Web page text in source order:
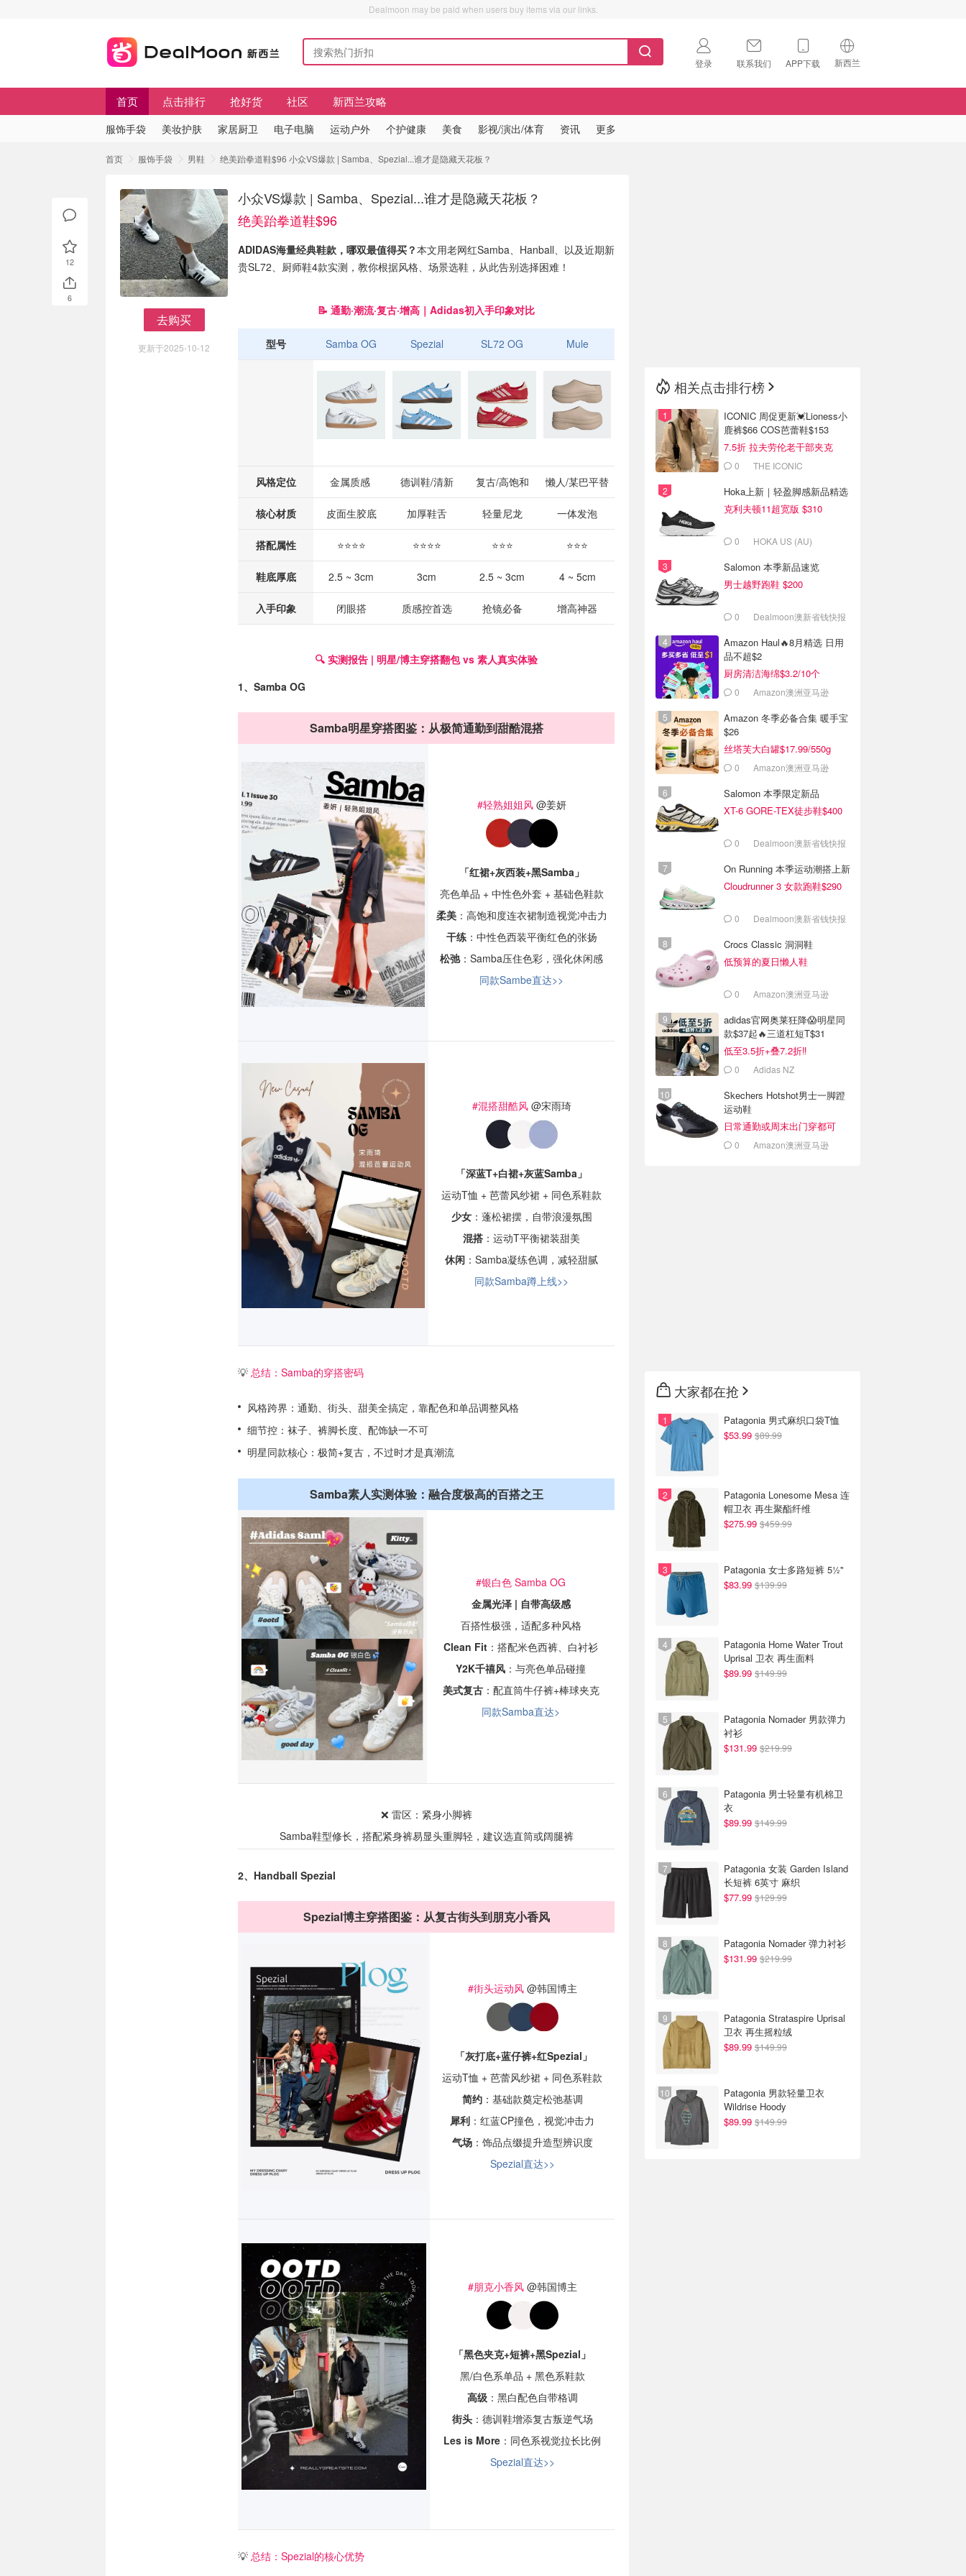
Dealmoon may be paid when users buy items via our links.
登录 联系我们 APP下载 新西兰
🇺🇸
首页 点击排行 抢好货 社区 新西兰攻略
服饰手袋 美妆护肤 家居厨卫 电子电脑 运动户外 个护健康 美食 影视/演出/体育 资讯 更多
首页 服饰手袋 男鞋 绝美跆拳道鞋$96 小众VS爆款 | Samba、Spezial...谁才是隐藏天花板？
去购买
更新于2025-10-12
小众VS爆款 | Samba、Spezial...谁才是隐藏天花板？
绝美跆拳道鞋$96
ADIDAS海量经典鞋款，哪双最值得买？本文用老网红Samba、Hanball、以及近期新
贵SL72、厨师鞋4款实测，教你根据风格、场景选鞋，从此告别选择困难！
📝 通勤·潮流·复古·增高｜Adidas初入手印象对比
型号 Samba OG Spezial SL72 OG Mule
风格定位 金属质感 德训鞋/清新 复古/高饱和 懒人/某巴平替
核心材质 皮面生胶底 加厚鞋舌 轻量尼龙 一体发泡
搭配属性 ⭐⭐⭐⭐ ⭐⭐⭐⭐ ⭐⭐⭐ ⭐⭐⭐
鞋底厚底 2.5 ~ 3cm 3cm 2.5 ~ 3cm 4 ~ 5cm
入手印象 闭眼搭 质感控首选 抢镜必备 增高神器
🔍 实测报告 | 明星/博主穿搭翻包 vs 素人真实体验
1、Samba OG
Samba明星穿搭图鉴：从极简通勤到甜酷混搭
#轻熟姐姐风@姜妍
「红裙+灰西装+黑Samba」
亮色单品 + 中性色外套 + 基础色鞋款
柔美：高饱和度连衣裙制造视觉冲击力
干练：中性色西装平衡红色的张扬
松弛：Samba压住色彩，强化休闲感
同款Sambe直达>>
#混搭甜酷风@宋雨琦
「深蓝T+白裙+灰蓝Samba」
运动T恤 + 芭蕾风纱裙 + 同色系鞋款
少女：蓬松裙摆，自带浪漫氛围
混搭 ：运动T平衡裙装甜美
休闲 ：Samba凝练色调，减轻甜腻
同款Samba蹲上线>>
💡 总结：Samba的穿搭密码
风格跨界：通勤、街头、甜美全搞定，靠配色和单品调整风格
细节控：袜子、裤脚长度、配饰缺一不可
明星同款核心：极简+复古，不过时才是真潮流
Samba素人实测体验：融合度极高的百搭之王
#银白色 Samba OG
金属光泽 | 自带高级感
百搭性极强，适配多种风格
Clean Fit ：搭配米色西裤、白衬衫
Y2K千禧风 ：与亮色单品碰撞
美式复古：配直筒牛仔裤+棒球夹克
同款Samba直达>
❌ 雷区：紧身小脚裤
Samba鞋型修长，搭配紧身裤易显头重脚轻，建议选直筒或阔腿裤
2、Handball Spezial
Spezial博主穿搭图鉴：从复古街头到朋克小香风
#街头运动风@韩国博主
「灰打底+蓝仔裤+红Spezial」
运动T恤 + 芭蕾风纱裙 + 同色系鞋款
简约：基础款奠定松弛基调
犀利 ：红蓝CP撞色，视觉冲击力
气场：饰品点缀提升造型辨识度
Spezial直达>>
#朋克小香风@韩国博主
「黑色夹克+短裤+黑Spezial」
黑/白色系单品 + 黑色系鞋款
高级：黑白配色自带格调
街头：德训鞋增添复古叛逆气场
Les is More ：同色系视觉拉长比例
Spezial直达>>
💡 总结：Spezial的核心优势
12
6
相关点击排行榜
ICONIC 周促更新💓Lioness小
鹿裤$66 COS芭蕾鞋$153
7.5折 拉夫劳伦老干部夹克
$4190 THE ICONIC
Hoka上新｜轻盈脚感新品精选
克利夫顿11超宽版 $310
0 HOKA US (AU)
Salomon 本季新品速览
男士越野跑鞋 $200
0 Dealmoon澳新省钱快报
Amazon Haul🔥8月精选 日用
品不超$2
厨房清洁海绵$3.2/10个
0 Amazon澳洲亚马逊
Amazon 冬季必备合集 暖手宝
$26
丝塔芙大白罐$17.99/550g
0 Amazon澳洲亚马逊
Salomon 本季限定新品
XT-6 GORE-TEX徒步鞋$400
0 Dealmoon澳新省钱快报
On Running 本季运动潮搭上新
Cloudrunner 3 女款跑鞋$290
0 Dealmoon澳新省钱快报
Crocs Classic 洞洞鞋
低预算的夏日懒人鞋
0 Amazon澳洲亚马逊
adidas官网奥莱狂降😱明星同
款$37起🔥三道杠短T$31
低至3.5折+叠7.2折‼️
0 Adidas NZ
Skechers Hotshot男士一脚蹬
运动鞋
日常通勤或周末出门穿都可
0 Amazon澳洲亚马逊
大家都在抢
Patagonia 男式麻织口袋T恤
$53.99 $89.99
Patagonia Lonesome Mesa 连
帽卫衣 再生聚酯纤维
$275.99 $459.99
Patagonia 女士多路短裤 5½"
$83.99 $139.99
Patagonia Home Water Trout
Uprisal 卫衣 再生面料
$89.99 $149.99
Patagonia Nomader 男款弹力
衬衫
$131.99 $219.99
Patagonia 男士轻量有机棉卫
衣
$89.99 $149.99
Patagonia 女装 Garden Island
长短裤 6英寸 麻织
$77.99 $129.99
Patagonia Nomader 弹力衬衫
$131.99 $219.99
Patagonia Strataspire Uprisal
卫衣 再生摇粒绒
$89.99 $149.99
Patagonia 男款轻量卫衣
Wildrise Hoody
$89.99 $149.99